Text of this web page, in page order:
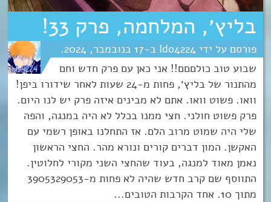
בליץ׳, המלחמה, פרק 33!
Ido4224
17 נובמבר 2024
שבוע טוב כולםםם!! אני כאן עם פרק חדש וחם
מהתנור של בליץ׳, פחות מ-24 שעות לאחר שידורו ביפן!
וואו. פשוט וואו. אתם לא מבינים איזה פרק יש לנו היום.
פרק פשוט חולני. חצי ממנו בכלל לא היה במנגה, והפה
שלי היה שמוט מרוב הלם. אז התחלנו באופן רשמי עם
האקשן. המון דברים קורים ונורא מהר. החצי הראשון
נאמן מאוד למנגה, בעוד שהחצי השני מקורי לחלוטין.
התווסף שם קרב חדש שהיה לא פחות מ-3905329053
מתוך 10. אחד הקרבות הטובים...